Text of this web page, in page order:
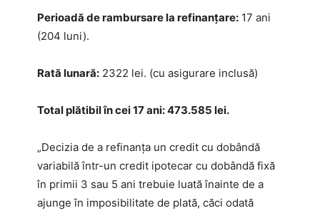
Perioadă de rambursare la refinanțare: 17 ani
(204 luni).
Rată lunară: 2322 lei. (cu asigurare inclusă)
Total plătibil în cei 17 ani: 473.585 lei.
„Decizia de a refinanța un credit cu dobândă
variabilă într-un credit ipotecar cu dobândă fixă
în primii 3 sau 5 ani trebuie luată înainte de a
ajunge în imposibilitate de plată, căci odată